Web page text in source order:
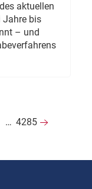
aktuellen
Jahre bis
– und
… 4285